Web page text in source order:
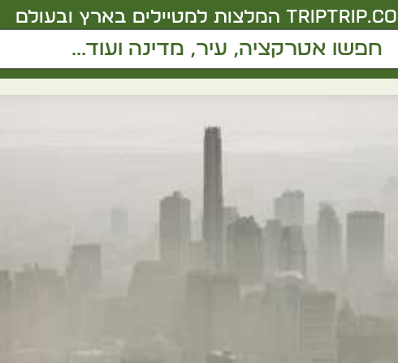
המלצות למטיילים בארץ ובעולם